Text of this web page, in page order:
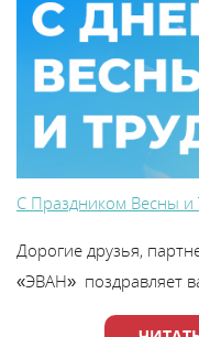
С Праздником Весны и
Дорогие друзья,
«ЭВАН» поздравляет